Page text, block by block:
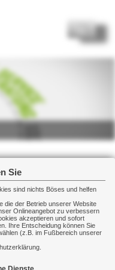
Sie
sind nichts Böses und helfen
die der Betrieb unserer Website
Onlineangebot zu verbessern
akzeptieren und sofort
Ihre Entscheidung können Sie
(z.B. im Fußbereich unserer
Selbständige
Studenten
schon ungewiss sein.
wird, minimieren wir
Veränderungen im Laufe
Gestaltungsrahmen für